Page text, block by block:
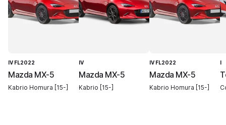
IV FL2022
Mazda MX-5
Kabrio Homura [15-]
IV
Mazda MX-5
Kabrio [15-]
IV FL2022
Mazda MX-5
Kabrio Homura [15-]
I